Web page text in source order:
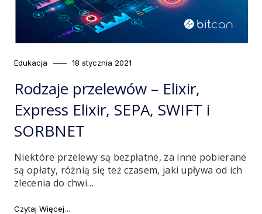
Category
Edukacja
Posted
18 stycznia 2021
Rodzaje przelewów – Elixir,
Express Elixir, SEPA, SWIFT i
SORBNET
Niektóre przelewy są bezpłatne, za inne pobierane
są opłaty, różnią się też czasem, jaki upływa od ich
zlecenia do chwi…
Czytaj Więcej